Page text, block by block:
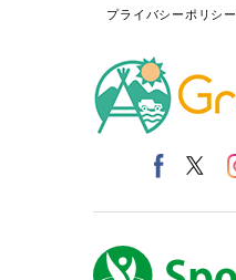
プライバシーポリシー